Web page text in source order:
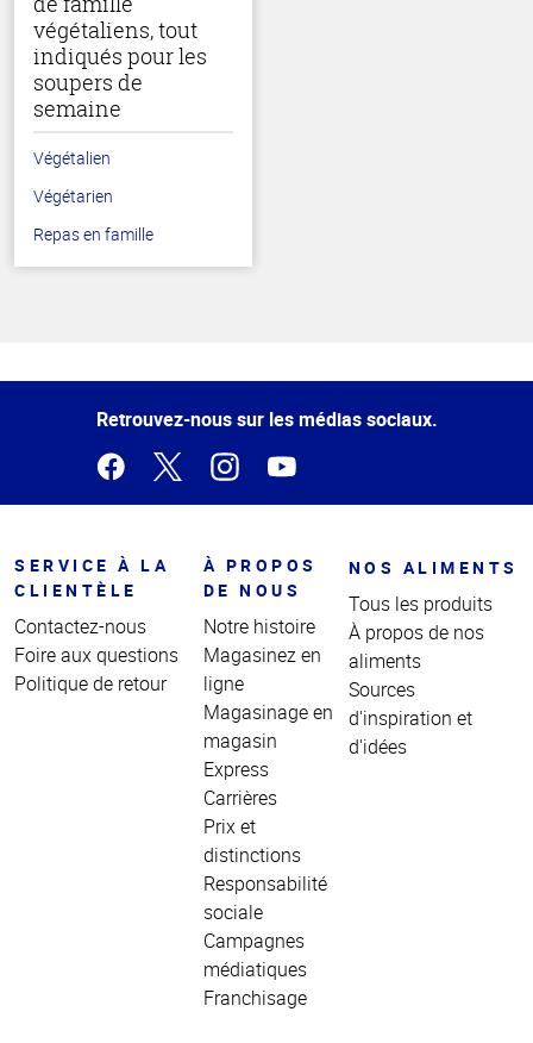
végétaliens, tout
indiqués pour les
soupers de
semaine
Végétalien
Végétarien
Repas en famille
de la
Retrouvez-nous sur les médias sociaux.
SERVICE À LA
CLIENTÈLE
Contactez-nous
Foire aux questions
Politique de retour
À PROPOS
DE NOUS
Notre histoire
Magasinez en
ligne
Magasinage en
magasin
Express
Carrières
Prix et
distinctions
Responsabilité
sociale
Campagnes
médiatiques
Franchisage
NOS ALIMENTS
Tous les produits
À propos de nos
aliments
Sources
d'inspiration et
d'idées